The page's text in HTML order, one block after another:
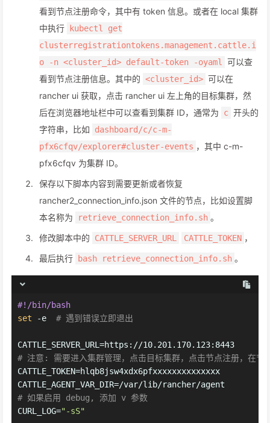
看到节点注册命令，其中有 token 信息。或者在 local 集群
中执行
kubectl get
clusterregistrationtokens.management.cattle.i
o -n <cluster_id> default-token -oyaml
可以查
看到节点注册信息。其中的 <cluster_id> 可以在
rancher ui 获取，点击 rancher ui 左上角的目标集群，然
后在浏览器地址栏中可以查看到集群 ID，通常为
c 开头的
字符串，比如
dashboard/c/c-m-
pfx6cfqv/explorer#cluster-events ，其中 c-m-
pfx6cfqv 为集群 ID。
保存以下脚本内容到需要更新或者恢复
rancher2_connection_info.json 文件的节点，比如设置脚
本名称为
retrieve_connection_info.sh 。
修改脚本中的
CATTLE_SERVER_URL CATTLE_TOKEN ，
最后执行
bash retrieve_connection_info.sh 。
#!/bin/bash
set -e # 遇到错误立即退出
CATTLE_SERVER_URL=https://10.201.170.123:8443
# 注意: 需要进入集群管理，点击目标集群，点击节点注册，在
CATTLE_TOKEN=hlqb8jsw4xdx6pfxxxxxxxxxxxxxx
CATTLE_AGENT_VAR_DIR=/var/lib/rancher/agent
# 如果启用 debug, 添加 v 参数
CURL_LOG="-sS"